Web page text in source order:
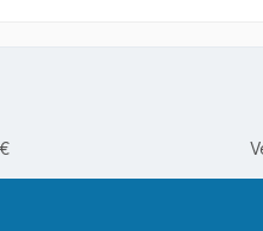
Verbinder zum Einsatz.
universellen Maße kann
Vielzahl von